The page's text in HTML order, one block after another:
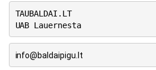
TAUBALDAI.LT
UAB Lauernesta
info@baldaipigu.lt